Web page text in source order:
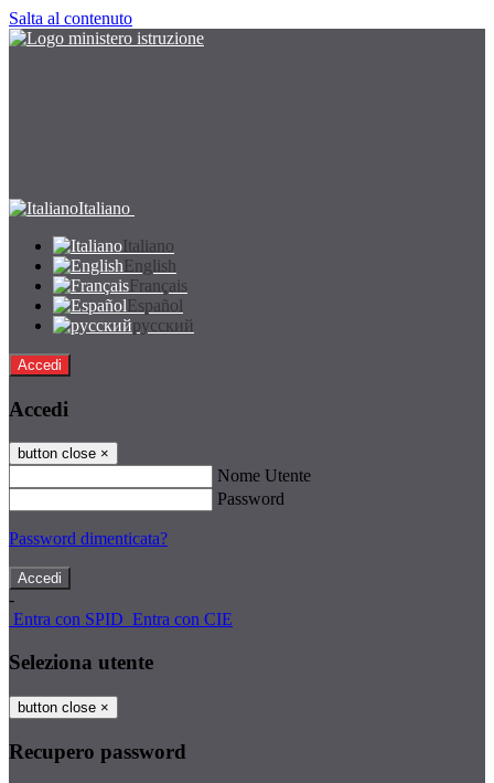
Salta al contenuto
Italiano
Italiano
English
Français
Español
русский
Accedi
Accedi
button close ×
Nome Utente
Password
Password dimenticata?
-
Entra con SPID Entra con CIE
Seleziona utente
button close ×
Recupero password